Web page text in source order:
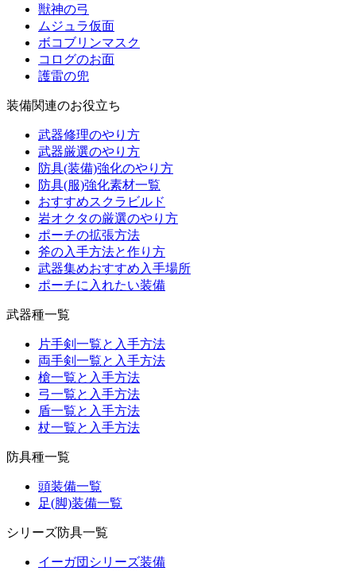
獣神の弓
ムジュラ仮面
ボコブリンマスク
コログのお面
護雷の兜
装備関連のお役立ち
武器修理のやり方
武器厳選のやり方
防具(装備)強化のやり方
防具(服)強化素材一覧
おすすめスクラビルド
岩オクタの厳選のやり方
ポーチの拡張方法
斧の入手方法と作り方
武器集めおすすめ入手場所
ポーチに入れたい装備
武器種一覧
片手剣一覧と入手方法
両手剣一覧と入手方法
槍一覧と入手方法
弓一覧と入手方法
盾一覧と入手方法
杖一覧と入手方法
防具種一覧
頭装備一覧
足(脚)装備一覧
シリーズ防具一覧
イーガ団シリーズ装備